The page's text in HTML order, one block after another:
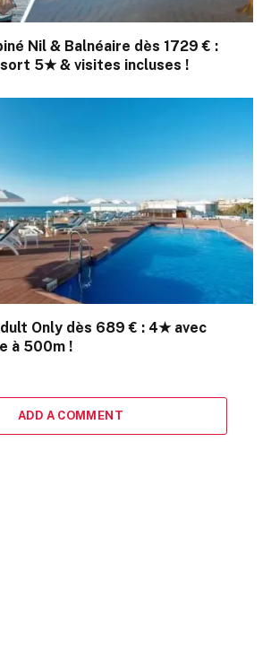
Nil & Balnéaire dès 1729 € :
5★ & visites incluses !
Only dès 689 € : 4★ avec
à 500m !
ADD A COMMENT